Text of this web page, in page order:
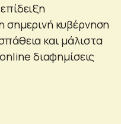
σημερινή κυβέρνηση
και μάλιστα
διαφημίσεις